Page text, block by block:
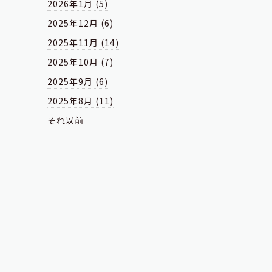
2026年1月 (5)
2025年12月 (6)
2025年11月 (14)
2025年10月 (7)
2025年9月 (6)
2025年8月 (11)
それ以前